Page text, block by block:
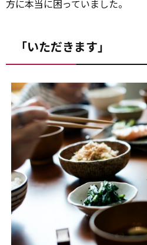
方に本当に困っていました。
「いただきます」